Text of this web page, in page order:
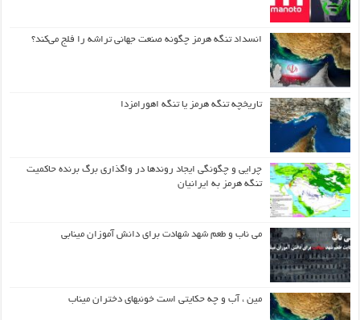
انسداد تنگه هرمز چگونه صنعت جهانی تراشه را فلج می‌کند؟
تاریخچه تنگه هرمز یا تنگه اهورامزدا
چرایی و چگونگی ایجاد روندها در واگذاری برگ برنده حاکمیت
تنگه هرمز به ایرانیان
می ناب و طعم شهد شهادت برای دانش آموزان مینابی
مین ، آب و چه حکایتی است خونبهای دختران میناب